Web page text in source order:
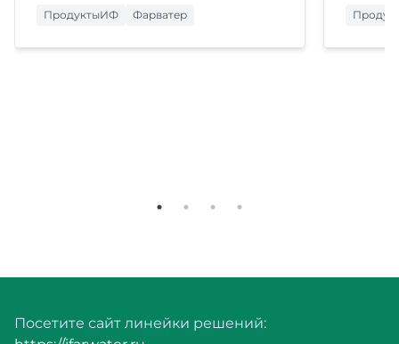
ПродуктыИФ Фарватер
Посетите сайт линейки решений: